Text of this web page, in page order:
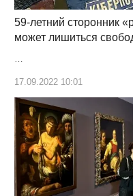
59-летний сторонник
может лишиться
17.09.2022 10:01